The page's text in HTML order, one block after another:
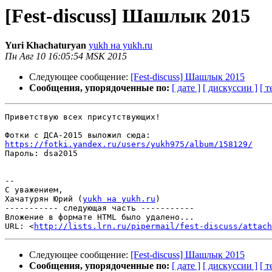
[Fest-discuss] Шашлык 2015
Yuri Khachaturyan yukh на yukh.ru
Пн Авг 10 16:05:54 MSK 2015
Следующее сообщение: [Fest-discuss] Шашлык 2015
Сообщения, упорядоченные по: [ дате ] [ дискуссии ] [
Приветствую всех присутствующих!
https://fotki.yandex.ru/users/yukh975/album/158129/
Пароль: dsa2015
--
С уважением,
Хачатурян Юрий ( yukh на yukh.ru )
----------- следующая часть -----------
Вложение в формате HTML было удалено...
URL: <http://lists.lrn.ru/pipermail/fest-discuss/
Следующее сообщение: [Fest-discuss] Шашлык 2015
Сообщения, упорядоченные по: [ дате ] [ дискуссии ] [